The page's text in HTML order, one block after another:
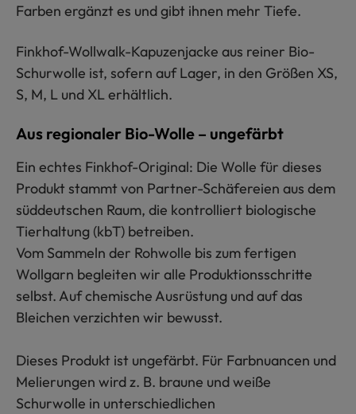
Farben ergänzt es und gibt ihnen mehr Tiefe.
Finkhof-Wollwalk-Kapuzenjacke aus reiner Bio-
Schurwolle ist, sofern auf Lager, in den Größen XS,
S, M, L und XL erhältlich.
Aus regionaler Bio-Wolle – ungefärbt
Ein echtes Finkhof-Original: Die Wolle für dieses
Produkt stammt von Partner-Schäfereien aus dem
süddeutschen Raum, die kontrolliert biologische
Tierhaltung (kbT) betreiben.
Vom Sammeln der Rohwolle bis zum fertigen
Wollgarn begleiten wir alle Produktionsschritte
selbst. Auf chemische Ausrüstung und auf das
Bleichen verzichten wir bewusst.
Dieses Produkt ist ungefärbt. Für Farbnuancen und
Melierungen wird z. B. braune und weiße
Schurwolle in unterschiedlichen